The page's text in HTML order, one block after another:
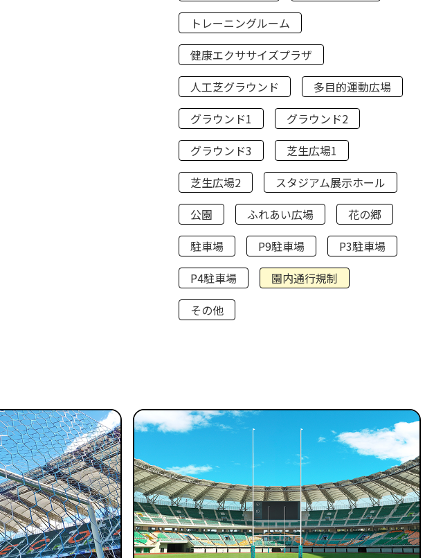
トレーニングルーム
健康エクササイズプラザ
人工芝グラウンド
多目的運動広場
グラウンド1
グラウンド2
グラウンド3
芝生広場1
芝生広場2
スタジアム展示ホール
公園
ふれあい広場
花の郷
駐車場
P9駐車場
P3駐車場
P4駐車場
園内通行規制
その他